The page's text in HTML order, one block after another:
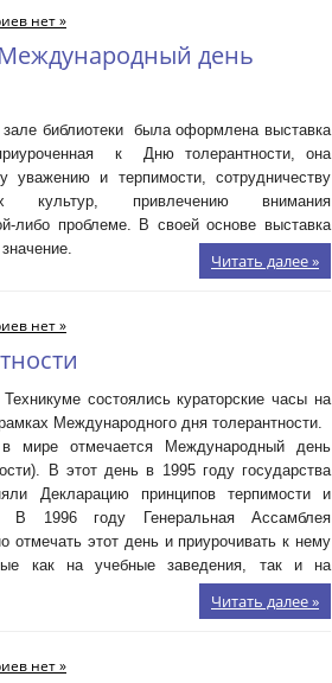
нет »
день
зале библиотеки была оформлена выставка
к Дню толерантности, она
уважению и терпимости, сотрудничеству
культур, привлечению внимания
либо проблеме. В своей основе выставка
Читать далее »
нет »
состоялись кураторские часы на
Международного дня толерантности.
мире отмечается Международный день
В этот день в 1995 году государства
Декларацию принципов терпимости и
В 1996 году Генеральная Ассамблея
этот день и приурочивать к нему
как на учебные заведения, так и на
Читать далее »
нет »